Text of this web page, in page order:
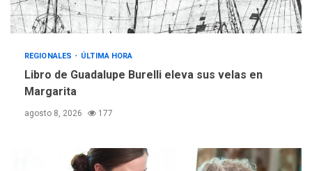
4
REGIONALES ÚLTIMA HORA
«Juan Bautista Arismendi» a
la altura de Macho Muerto
trabajan en diplomado para
creación y manejo de
REGIONALES ÚLTIMA HORA
Libro de Guadalupe Burelli eleva sus velas en
Margarita
agosto 8, 2026 177